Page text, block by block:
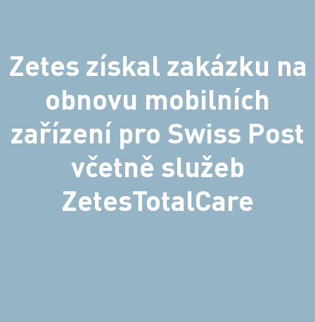
Zetes získal zakázku na
obnovu mobilních
zařízení pro Swiss Post
včetně služeb
ZetesTotalCare